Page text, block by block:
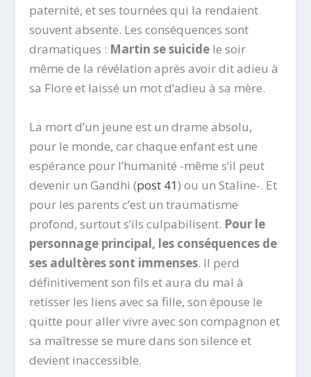
paternité, et ses tournées qui la rendaient
souvent absente. Les conséquences sont
dramatiques : Martin se suicide le soir
même de la révélation après avoir dit adieu à
sa Flore et laissé un mot d’adieu à sa mère.
La mort d’un jeune est un drame absolu,
pour le monde, car chaque enfant est une
espérance pour l’humanité -même s’il peut
devenir un Gandhi (post 41) ou un Staline-. Et
pour les parents c’est un traumatisme
profond, surtout s’ils culpabilisent. Pour le
personnage principal, les conséquences de
ses adultères sont immenses. Il perd
définitivement son fils et aura du mal à
retisser les liens avec sa fille, son épouse le
quitte pour aller vivre avec son compagnon et
sa maîtresse se mure dans son silence et
devient inaccessible.